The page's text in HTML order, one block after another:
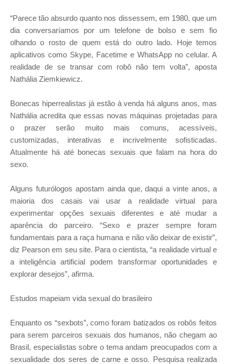
“Parece tão absurdo quanto nos dissessem, em 1980, que um
dia conversaríamos por um telefone de bolso e sem fio
olhando o rosto de quem está do outro lado. Hoje temos
aplicativos como Skype, Facetime e WhatsApp no celular. A
realidade de se transar com robô não tem volta”, aposta
Nathália Ziemkiewicz.
Bonecas hiperrealistas já estão à venda há alguns anos, mas
Nathália acredita que essas novas máquinas projetadas para
o prazer serão muito mais comuns, acessíveis,
customizadas, interativas e incrivelmente sofisticadas.
Atualmente há até bonecas sexuais que falam na hora do
sexo.
Alguns futurólogos apostam ainda que, daqui a vinte anos, a
maioria dos casais vai usar a realidade virtual para
experimentar opções sexuais diferentes e até mudar a
aparência do parceiro. “Sexo e prazer sempre foram
fundamentais para a raça humana e não vão deixar de existir”,
diz Pearson em seu site. Para o cientista, “a realidade virtual e
a inteligência artificial podem transformar oportunidades e
explorar desejos”, afirma.
Estudos mapeiam vida sexual do brasileiro
Enquanto os “sexbots”, como foram batizados os robôs feitos
para serem parceiros sexuais dos humanos, não chegam ao
Brasil, especialistas sobre o tema andam preocupados com a
sexualidade dos seres de carne e osso. Pesquisa realizada